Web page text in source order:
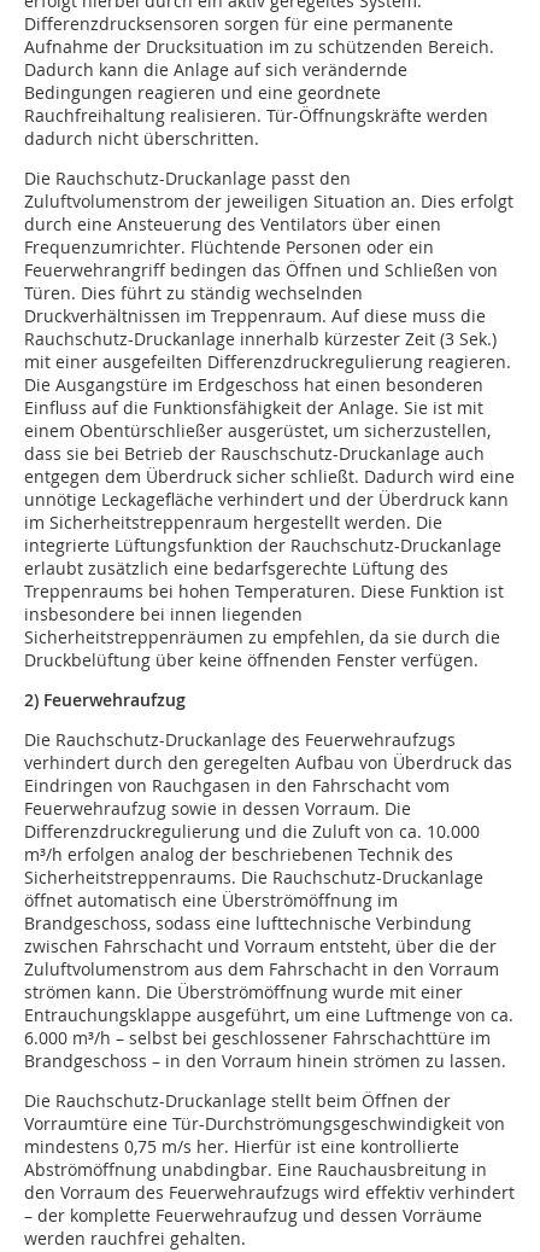
Differenzdrucksensoren sorgen für eine permanente
Aufnahme der Drucksituation im zu schützenden Bereich.
Dadurch kann die Anlage auf sich verändernde
Bedingungen reagieren und eine geordnete
Rauchfreihaltung realisieren. Tür-Öffnungskräfte werden
dadurch nicht überschritten.
Die Rauchschutz-Druckanlage passt den
Zuluftvolumenstrom der jeweiligen Situation an. Dies erfolgt
durch eine Ansteuerung des Ventilators über einen
Frequenzumrichter. Flüchtende Personen oder ein
Feuerwehrangriff bedingen das Öffnen und Schließen von
Türen. Dies führt zu ständig wechselnden
Druckverhältnissen im Treppenraum. Auf diese muss die
Rauchschutz-Druckanlage innerhalb kürzester Zeit (3 Sek.)
mit einer ausgefeilten Differenzdruckregulierung reagieren.
Die Ausgangstüre im Erdgeschoss hat einen besonderen
Einfluss auf die Funktionsfähigkeit der Anlage. Sie ist mit
einem Obentürschließer ausgerüstet, um sicherzustellen,
dass sie bei Betrieb der Rauschschutz-Druckanlage auch
entgegen dem Überdruck sicher schließt. Dadurch wird eine
unnötige Leckagefläche verhindert und der Überdruck kann
im Sicherheitstreppenraum hergestellt werden. Die
integrierte Lüftungsfunktion der Rauchschutz-Druckanlage
erlaubt zusätzlich eine bedarfsgerechte Lüftung des
Treppenraums bei hohen Temperaturen. Diese Funktion ist
insbesondere bei innen liegenden
Sicherheitstreppenräumen zu empfehlen, da sie durch die
Druckbelüftung über keine öffnenden Fenster verfügen.
2) Feuerwehraufzug
Die Rauchschutz-Druckanlage des Feuerwehraufzugs
verhindert durch den geregelten Aufbau von Überdruck das
Eindringen von Rauchgasen in den Fahrschacht vom
Feuerwehraufzug sowie in dessen Vorraum. Die
Differenzdruckregulierung und die Zuluft von ca. 10.000
m³/h erfolgen analog der beschriebenen Technik des
Sicherheitstreppenraums. Die Rauchschutz-Druckanlage
öffnet automatisch eine Überströmöffnung im
Brandgeschoss, sodass eine lufttechnische Verbindung
zwischen Fahrschacht und Vorraum entsteht, über die der
Zuluftvolumenstrom aus dem Fahrschacht in den Vorraum
strömen kann. Die Überströmöffnung wurde mit einer
Entrauchungsklappe ausgeführt, um eine Luftmenge von ca.
6.000 m³/h – selbst bei geschlossener Fahrschachttüre im
Brandgeschoss – in den Vorraum hinein strömen zu lassen.
Die Rauchschutz-Druckanlage stellt beim Öffnen der
Vorraumtüre eine Tür-Durchströmungsgeschwindigkeit von
mindestens 0,75 m/s her. Hierfür ist eine kontrollierte
Abströmöffnung unabdingbar. Eine Rauchausbreitung in
den Vorraum des Feuerwehraufzugs wird effektiv verhindert
– der komplette Feuerwehraufzug und dessen Vorräume
werden rauchfrei gehalten.